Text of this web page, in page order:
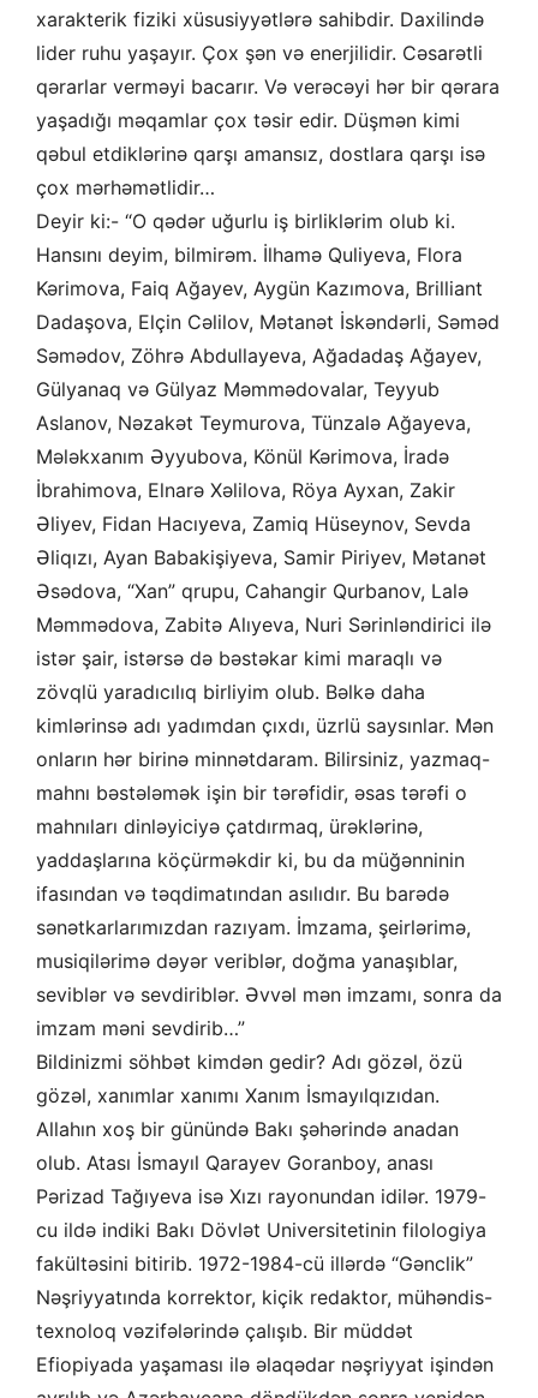
xarakterik fiziki xüsusiyyətlərə sahibdir. Daxilində
lider ruhu yaşayır. Çox şən və enerjilidir. Cəsarətli
qərarlar verməyi bacarır. Və verəcəyi hər bir qərara
yaşadığı məqamlar çox təsir edir. Düşmən kimi
qəbul etdiklərinə qarşı amansız, dostlara qarşı isə
çox mərhəmətlidir…
Deyir ki:- “O qədər uğurlu iş birliklərim olub ki.
Hansını deyim, bilmirəm. İlhamə Quliyeva, Flora
Kərimova, Faiq Ağayev, Aygün Kazımova, Brilliant
Dadaşova, Elçin Cəlilov, Mətanət İskəndərli, Səməd
Səmədov, Zöhrə Abdullayeva, Ağadadaş Ağayev,
Gülyanaq və Gülyaz Məmmədovalar, Teyyub
Aslanov, Nəzakət Teymurova, Tünzalə Ağayeva,
Mələkxanım Əyyubova, Könül Kərimova, İradə
İbrahimova, Elnarə Xəlilova, Röya Ayxan, Zakir
Əliyev, Fidan Hacıyeva, Zamiq Hüseynov, Sevda
Əliqızı, Ayan Babakişiyeva, Samir Piriyev, Mətanət
Əsədova, “Xan” qrupu, Cahangir Qurbanov, Lalə
Məmmədova, Zabitə Alıyeva, Nuri Sərinləndirici ilə
istər şair, istərsə də bəstəkar kimi maraqlı və
zövqlü yaradıcılıq birliyim olub. Bəlkə daha
kimlərinsə adı yadımdan çıxdı, üzrlü saysınlar. Mən
onların hər birinə minnətdaram. Bilirsiniz, yazmaq-
mahnı bəstələmək işin bir tərəfidir, əsas tərəfi o
mahnıları dinləyiciyə çatdırmaq, ürəklərinə,
yaddaşlarına köçürməkdir ki, bu da müğənninin
ifasından və təqdimatından asılıdır. Bu barədə
sənətkarlarımızdan razıyam. İmzama, şeirlərimə,
musiqilərimə dəyər veriblər, doğma yanaşıblar,
seviblər və sevdiriblər. Əvvəl mən imzamı, sonra da
imzam məni sevdirib…”
Bildinizmi söhbət kimdən gedir? Adı gözəl, özü
gözəl, xanımlar xanımı Xanım İsmayılqızıdan.
Allahın xoş bir günündə Bakı şəhərində anadan
olub. Atası İsmayıl Qarayev Goranboy, anası
Pərizad Tağıyeva isə Xızı rayonundan idilər. 1979-
cu ildə indiki Bakı Dövlət Universitetinin filologiya
fakültəsini bitirib. 1972-1984-cü illərdə “Gənclik”
Nəşriyyatında korrektor, kiçik redaktor, mühəndis-
texnoloq vəzifələrində çalışıb. Bir müddət
Efiopiyada yaşaması ilə əlaqədar nəşriyyat işindən